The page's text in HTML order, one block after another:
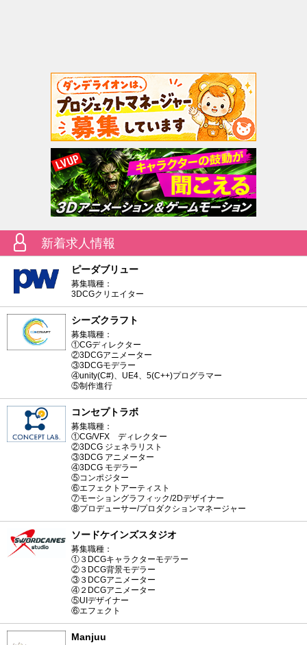
新着求人情報
ピーダブリュー
募集職種：
3DCGクリエイター
シーズクラフト
募集職種：
①CGディレクター
②3DCGアニメーター
③3DCGモデラー
④unity(C#)、UE4、5(C++)プログラマー
⑤制作進行
コンセプトラボ
募集職種：
①CG/VFX ディレクター
②3DCG ジェネラリスト
③3DCG アニメーター
④3DCG モデラー
⑤コンポジター
⑥エフェクトアーティスト
⑦モーショングラフィック/2Dデザイナー
⑧プロデューサー/プロダクションマネージャー
ソードケインズスタジオ
募集職種：
①３DCGキャラクターモデラー
②３DCG背景モデラー
③３DCGアニメーター
④２DCGアニメーター
⑤UIデザイナー
⑥エフェクト
Manjuu